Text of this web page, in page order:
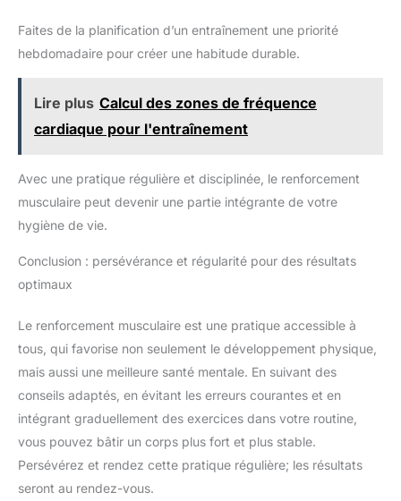
Faites de la planification d’un entraînement une priorité
hebdomadaire pour créer une habitude durable.
Lire plus Calcul des zones de fréquence
cardiaque pour l'entraînement
Avec une pratique régulière et disciplinée, le renforcement
musculaire peut devenir une partie intégrante de votre
hygiène de vie.
Conclusion : persévérance et régularité pour des résultats
optimaux
Le renforcement musculaire est une pratique accessible à
tous, qui favorise non seulement le développement physique,
mais aussi une meilleure santé mentale. En suivant des
conseils adaptés, en évitant les erreurs courantes et en
intégrant graduellement des exercices dans votre routine,
vous pouvez bâtir un corps plus fort et plus stable.
Persévérez et rendez cette pratique régulière; les résultats
seront au rendez-vous.